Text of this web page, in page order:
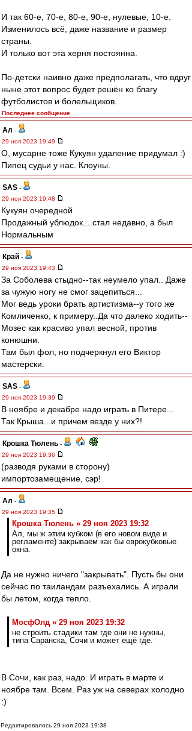
И так 60-е, 70-е, 80-е, 90-е, нулевые, 10-е.
Изменилось всё, даже название и размер
страны.
И только вот эта херня постоянна.
По-детски наивно даже предполагать, что вдруг
ныне этот вопрос будет решён ко благу
футболистов и болельщиков.
Последнее сообщение
Ал -
29 ноя 2023 19:49
О, мусарне тоже Кукуян удаление придумал :)
Пипец судьи у нас. Клоуны.
SAS -
29 ноя 2023 19:48
Кукуян очередной
Продажный ублюдок....стал недавно, а был
Нормальным
Край -
29 ноя 2023 19:43
За Соболева стыдно--так неумело упал.. Даже
за чужую ногу не смог зацепиться...
Мог ведь уроки брать артистизма--у того же
Комличенко, к примеру..Да что далеко ходить--
Мозес как красиво упал весной, против
конюшни.
Там был фол, но подчеркнул его Виктор
мастерски.
SAS -
29 ноя 2023 19:39
В ноябре и декабре надо играть в Питере...
Так Крыша...и причем везде у них?!
Крошка Тюлень -
29 ноя 2023 19:36
(разводя руками в сторону)
импортозамещение, сэр!
Ал -
29 ноя 2023 19:35
Крошка Тюлень » 29 ноя 2023 19:32
Ал, мы ж этим кубком (в его новом виде и
регламенте) закрываем как бы еврокубковые
окна.
Да не нужно ничего "закрывать". Пусть бы они
сейчас по таиландам разъехались. А играли
бы летом, когда тепло.
МосфОлд » 29 ноя 2023 19:32
не строить стадики там где они не нужны,
типа Саранска, Сочи и может ещё где.
В Сочи, как раз, надо. И играть в марте и
ноябре там. Всем. Раз уж на северах холодно
:)
Редактировалось 29 ноя 2023 19:38